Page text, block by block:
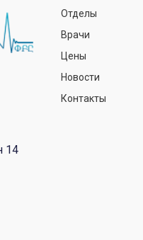
14
Отделы
Врачи
Цены
Новости
Контакты